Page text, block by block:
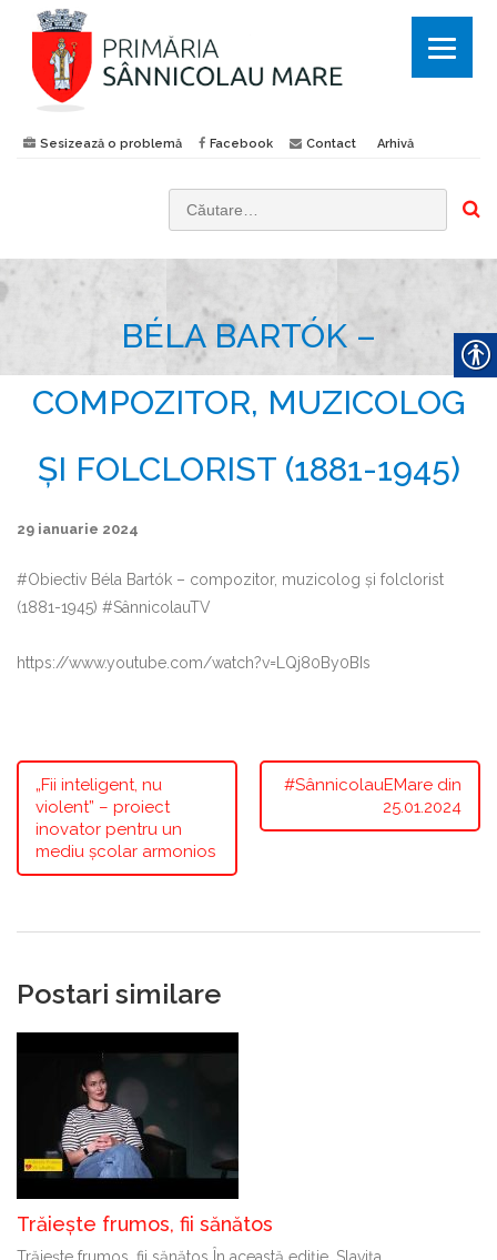
Sesizează o problemă Facebook Contact Arhivă
BÉLA BARTÓK –
COMPOZITOR, MUZICOLOG
ȘI FOLCLORIST (1881-1945)
29 ianuarie 2024
#Obiectiv Béla Bartók – compozitor, muzicolog și folclorist
(1881-1945) #SânnicolauTV
https://www.youtube.com/watch?v=LQj80By0BIs
„Fii inteligent, nu
violent” – proiect
inovator pentru un
mediu școlar armonios
#SânnicolauEMare din
25.01.2024
Postari similare
Trăiește frumos, fii sănătos
Trăiește frumos, fii sănătos În această ediție, Slavița